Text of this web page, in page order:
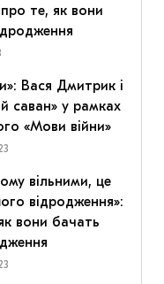
про те, як вони
Вася Дмитрик і
саван» у рамках
«Мови війни»
вільними, це
відродження»:
вони бачать